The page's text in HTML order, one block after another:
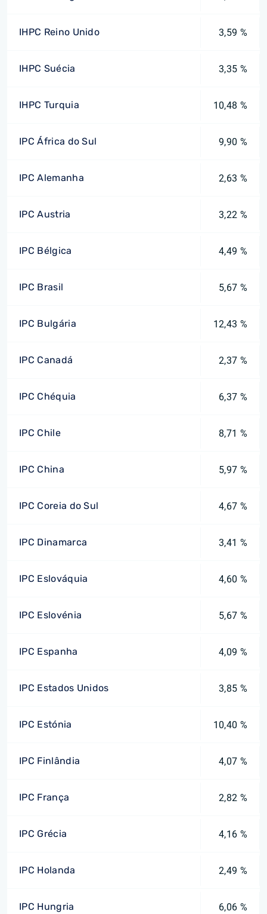
IHPC Reino Unido 3,59 %
IHPC Suécia 3,35 %
IHPC Turquia 10,48 %
IPC África do Sul 9,90 %
IPC Alemanha 2,63 %
IPC Austria 3,22 %
IPC Bélgica 4,49 %
IPC Brasil 5,67 %
IPC Bulgária 12,43 %
IPC Canadá 2,37 %
IPC Chéquia 6,37 %
IPC Chile 8,71 %
IPC China 5,97 %
IPC Coreia do Sul 4,67 %
IPC Dinamarca 3,41 %
IPC Eslováquia 4,60 %
IPC Eslovénia 5,67 %
IPC Espanha 4,09 %
IPC Estados Unidos 3,85 %
IPC Estónia 10,40 %
IPC Finlândia 4,07 %
IPC França 2,82 %
IPC Grécia 4,16 %
IPC Holanda 2,49 %
IPC Hungria 6,06 %